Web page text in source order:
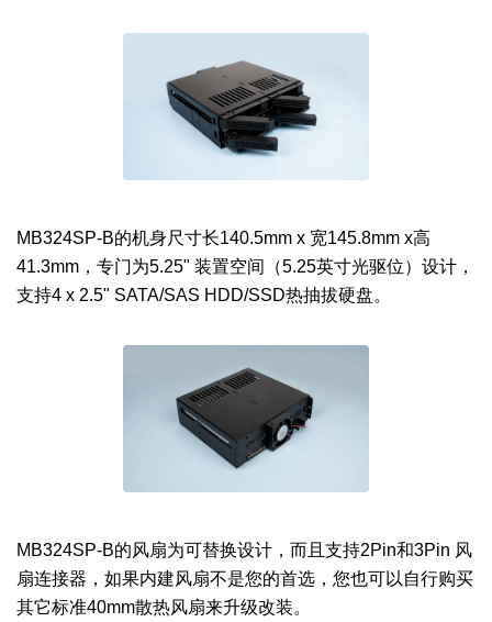
MB324SP-B的机身尺寸长140.5mm x 宽145.8mm x高
41.3mm，专门为5.25" 装置空间（5.25英寸光驱位）设计，
支持4 x 2.5" SATA/SAS HDD/SSD热抽拔硬盘。
MB324SP-B的风扇为可替换设计，而且支持2Pin和3Pin 风
扇连接器，如果内建风扇不是您的首选，您也可以自行购买
其它标准40mm散热风扇来升级改装。